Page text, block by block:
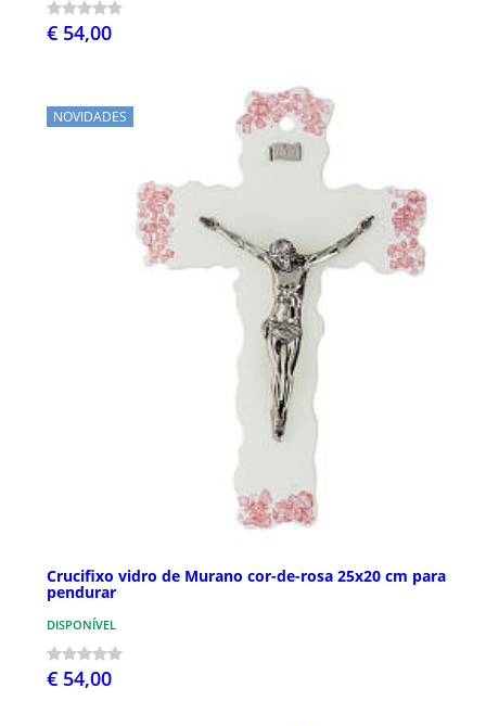
€ 54,00
NOVIDADES
Crucifixo vidro de Murano cor-de-rosa 25x20 cm para
pendurar
DISPONÍVEL
€ 54,00